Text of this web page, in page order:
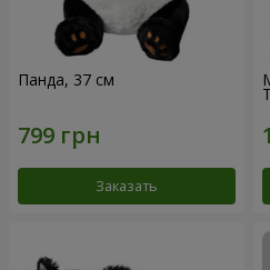
Панда, 37 см
Заказать